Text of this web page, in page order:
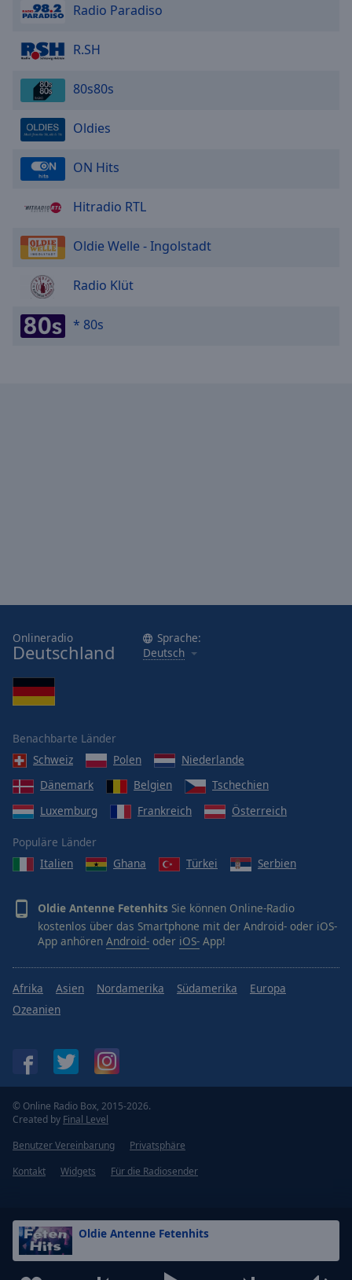
Oldie Antenne Fetenhits
Radio Paradiso
R.SH
80s80s
Oldies
ON Hits
Hitradio RTL
Oldie Welle - Ingolstadt
Radio Klüt
* 80s
Onlineradio
Deutschland
Sprache:
Deutsch
Benachbarte Länder
Schweiz
Polen
Niederlande
Dänemark
Belgien
Tschechien
Luxemburg
Frankreich Österreich
Populäre Länder
Italien
Ghana Türkei Serbien
Oldie Antenne Fetenhits Sie können Online-Radio
kostenlos über das Smartphone mit der Android- oder iOS-
App anhören Android- oder iOS- App!
Afrika Asien Nordamerika Südamerika
Europa
Ozeanien
© Online Radio Box, 2015-2026.
Created by Final Level
Benutzer Vereinbarung
Privatsphäre
Kontakt
Widgets Für die Radiosender